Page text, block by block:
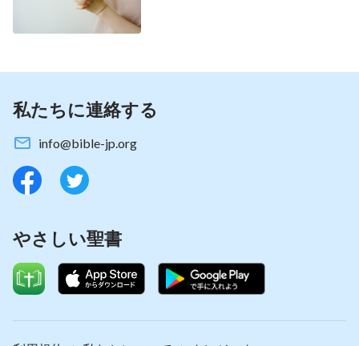
に頼るしかないのです。彼らは真理を持っていた
ら、人間を騙すためにしるしと不思議な業を使うこ
は、彼らが策に尽きていることを明示しているので
ができないと、私たちはより簡単に騙されてしまい
ます。
しました：「この時代に、しるしや不思議を起こせ
を起こし、またその人がイエスの再来であると主張
いるのである。これを覚えておきなさい。神は同じ
私たちに連絡する
info@bible-jp.org
やさしい聖書